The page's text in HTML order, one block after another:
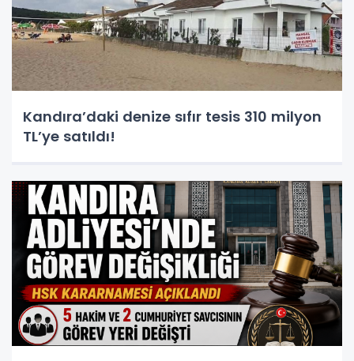
Kandıra’daki denize sıfır tesis 310 milyon
TL’ye satıldı!